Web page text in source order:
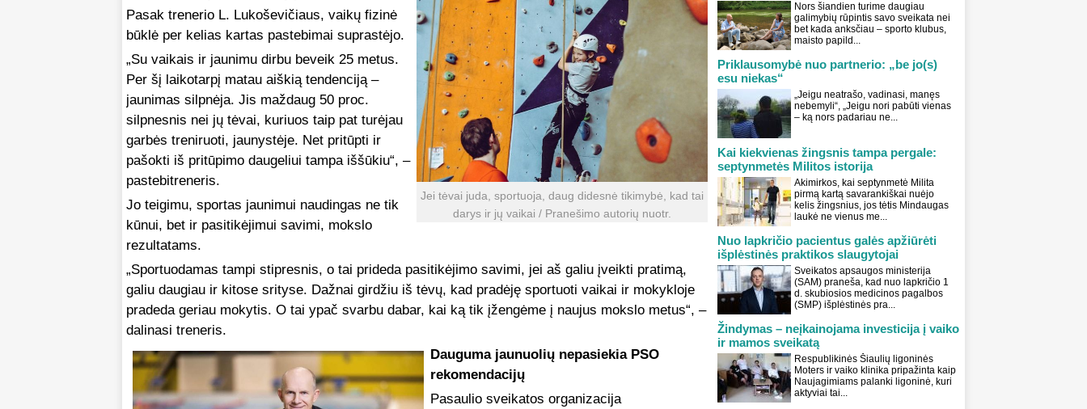
Jei tėvai juda, sportuoja, daug didesnė tikimybė, kad tai
darys ir jų vaikai / Pranešimo autorių nuotr.
Pasak trenerio L. Lukoševičiaus, vaikų fizinė
būklė per kelias kartas pastebimai suprastėjo.
„Su vaikais ir jaunimu dirbu beveik 25 metus.
Per šį laikotarpį matau aiškią tendenciją –
jaunimas silpnėja. Jis maždaug 50 proc.
silpnesnis nei jų tėvai, kuriuos taip pat turėjau
garbės treniruoti, jaunystėje. Net pritūpti ir
pašokti iš pritūpimo daugeliui tampa iššūkiu“, –
pastebitreneris.
Jo teigimu, sportas jaunimui naudingas ne tik
kūnui, bet ir pasitikėjimui savimi, mokslo
rezultatams.
„Sportuodamas tampi stipresnis, o tai prideda pasitikėjimo savimi, jei aš galiu įveikti pratimą,
galiu daugiau ir kitose srityse. Dažnai girdžiu iš tėvų, kad pradėję sportuoti vaikai ir mokykloje
pradeda geriau mokytis. O tai ypač svarbu dabar, kai ką tik įžengėme į naujus mokslo metus“, –
dalinasi treneris.
Dauguma jaunuolių nepasiekia PSO
rekomendacijų
Pasaulio sveikatos organizacija
Nors šiandien turime daugiau
galimybių rūpintis savo sveikata nei
bet kada anksčiau – sporto klubus,
maisto papild...
Priklausomybė nuo partnerio: „be jo(s)
esu niekas“
„Jeigu neatrašo, vadinasi, manęs
nebemyli“, „Jeigu nori pabūti vienas
– ką nors padariau ne...
Kai kiekvienas žingsnis tampa pergale:
septynmetės Militos istorija
Akimirkos, kai septynmetė Milita
pirmą kartą savarankiškai nuėjo
kelis žingsnius, jos tėtis Mindaugas
laukė ne vienus me...
Nuo lapkričio pacientus galės apžiūrėti
išplėstinės praktikos slaugytojai
Sveikatos apsaugos ministerija
(SAM) praneša, kad nuo lapkričio 1
d. skubiosios medicinos pagalbos
(SMP) išplėstinės pra...
Žindymas – neįkainojama investicija į vaiko
ir mamos sveikatą
Respublikinės Šiaulių ligoninės
Moters ir vaiko klinika pripažinta kaip
Naujagimiams palanki ligoninė, kuri
aktyviai tai...